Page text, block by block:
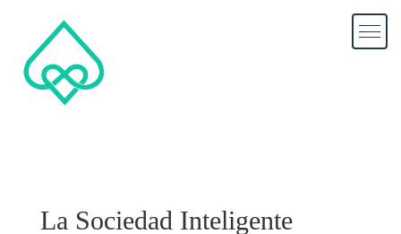
La Sociedad Inteligente